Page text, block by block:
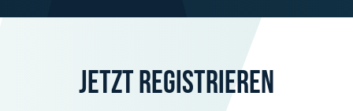
JETZT REGISTRIEREN